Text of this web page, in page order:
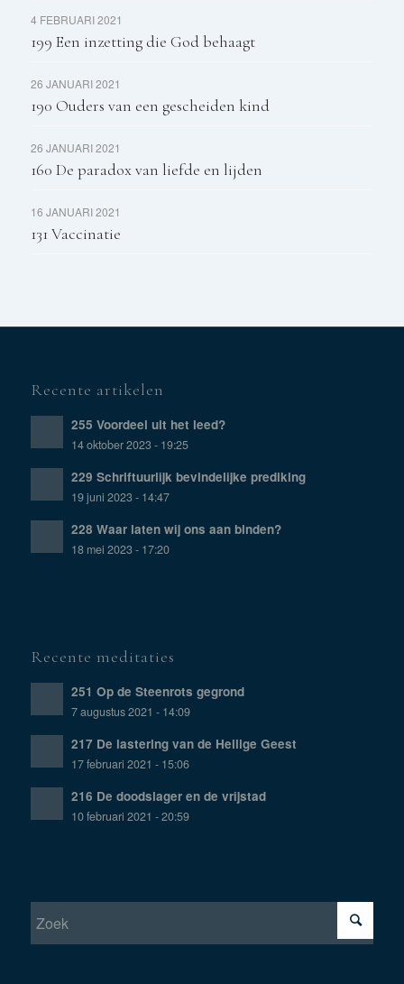
4 FEBRUARI 2021
199 Een inzetting die God behaagt
26 JANUARI 2021
190 Ouders van een gescheiden kind
26 JANUARI 2021
160 De paradox van liefde en lijden
16 JANUARI 2021
131 Vaccinatie
Recente artikelen
255 Voordeel uit het leed?
14 oktober 2023 - 19:25
229 Schriftuurlijk bevindelijke prediking
19 juni 2023 - 14:47
228 Waar laten wij ons aan binden?
18 mei 2023 - 17:20
Recente meditaties
251 Op de Steenrots gegrond
7 augustus 2021 - 14:09
217 De lastering van de Heilige Geest
17 februari 2021 - 15:06
216 De doodslager en de vrijstad
10 februari 2021 - 20:59